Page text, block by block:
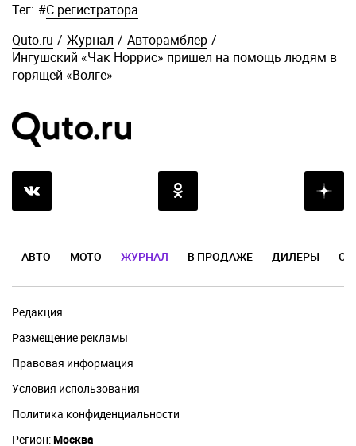
Тег: #С регистратора
Quto.ru / Журнал / Авторамблер /
Ингушский «Чак Норрис» пришел на помощь людям в
горящей «Волге»
АВТО МОТО ЖУРНАЛ В ПРОДАЖЕ ДИЛЕРЫ
Редакция
Размещение рекламы
Правовая информация
Условия использования
Политика конфиденциальности
Регион:Москва